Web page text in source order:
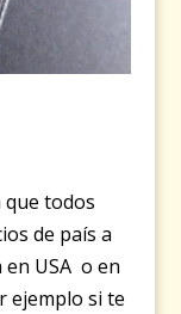
que todos
de país a
en USA o en
ejemplo si te